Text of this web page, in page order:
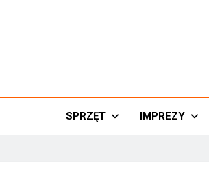
SPRZĘT IMPREZY